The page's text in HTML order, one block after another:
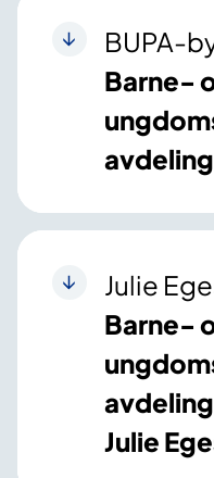
BUPA-
Barne-
Julie
Barne-
Julie